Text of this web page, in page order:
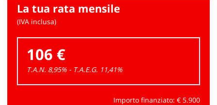
La tua rata mensile
(IVA inclusa)
106 €
T.A.N. 8,95% - T.A.E.G. 11,41%
Importo finanziato: € 5.900